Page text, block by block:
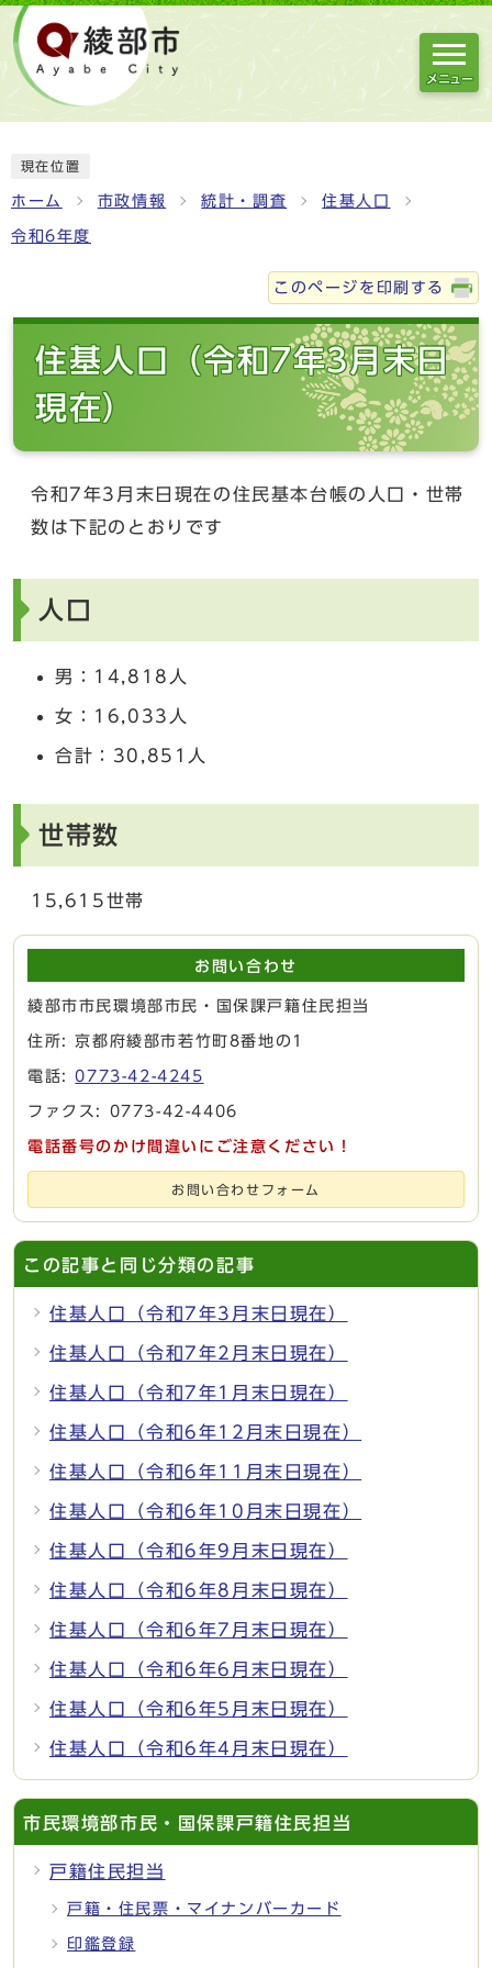
メニュー
現在位置
ホーム 市政情報 統計・調査 住基人口
令和6年度
このページを印刷する
住基人口（令和7年3月末日
現在）
令和7年3月末日現在の住民基本台帳の人口・世帯
数は下記のとおりです
人口
男：14,818人
女：16,033人
合計：30,851人
世帯数
15,615世帯
お問い合わせ
綾部市市民環境部市民・国保課戸籍住民担当
住所: 京都府綾部市若竹町8番地の1
電話:0773-42-4245
ファクス: 0773-42-4406
電話番号のかけ間違いにご注意ください！
お問い合わせフォーム
この記事と同じ分類の記事
住基人口（令和7年3月末日現在）
住基人口（令和7年2月末日現在）
住基人口（令和7年1月末日現在）
住基人口（令和6年12月末日現在）
住基人口（令和6年11月末日現在）
住基人口（令和6年10月末日現在）
住基人口（令和6年9月末日現在）
住基人口（令和6年8月末日現在）
住基人口（令和6年7月末日現在）
住基人口（令和6年6月末日現在）
住基人口（令和6年5月末日現在）
住基人口（令和6年4月末日現在）
市民環境部市民・国保課戸籍住民担当
戸籍住民担当
戸籍・住民票・マイナンバーカード
印鑑登録